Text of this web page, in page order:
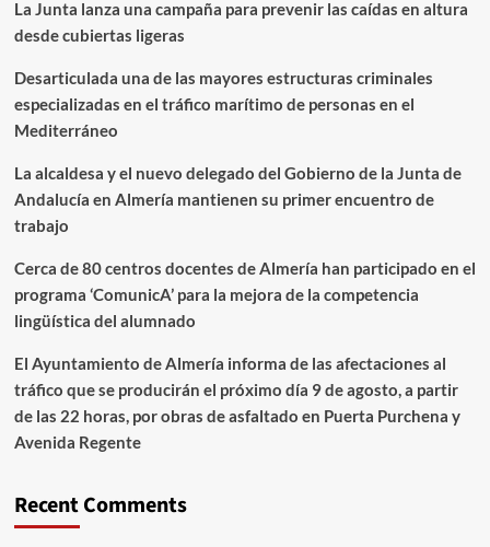
La Junta lanza una campaña para prevenir las caídas en altura
desde cubiertas ligeras
Desarticulada una de las mayores estructuras criminales
especializadas en el tráfico marítimo de personas en el
Mediterráneo
La alcaldesa y el nuevo delegado del Gobierno de la Junta de
Andalucía en Almería mantienen su primer encuentro de
trabajo
Cerca de 80 centros docentes de Almería han participado en el
programa ‘ComunicA’ para la mejora de la competencia
lingüística del alumnado
El Ayuntamiento de Almería informa de las afectaciones al
tráfico que se producirán el próximo día 9 de agosto, a partir
de las 22 horas, por obras de asfaltado en Puerta Purchena y
Avenida Regente
Recent Comments